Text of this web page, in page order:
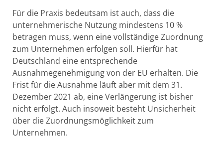
Für die Praxis bedeutsam ist auch, dass die
unternehmerische Nutzung mindestens 10 %
betragen muss, wenn eine vollständige Zuordnung
zum Unternehmen erfolgen soll. Hierfür hat
Deutschland eine entsprechende
Ausnahmegenehmigung von der EU erhalten. Die
Frist für die Ausnahme läuft aber mit dem 31.
Dezember 2021 ab, eine Verlängerung ist bisher
nicht erfolgt. Auch insoweit besteht Unsicherheit
über die Zuordnungsmöglichkeit zum
Unternehmen.